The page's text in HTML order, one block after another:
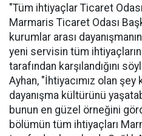
"Tüm ihtiyaçlar Ticaret
Marmaris Ticaret Odası
kurumlar arası
yeni servisin tüm
tarafından karşılandığını
Ayhan, "İhtiyacımız olan
dayanışma kültürünü
bunun en güzel örneğini
bölümün tüm ihtiyaçları